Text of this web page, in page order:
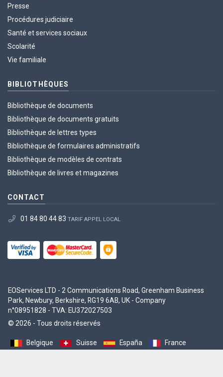
Presse
Procédures judiciaire
Santé et services sociaux
Scolarité
Vie familiale
BIBLIOTHÈQUES
Bibliothèque de documents
Bibliothèque de documents gratuits
Bibliothèque de lettres types
Bibliothèque de formulaires administratifs
Bibliothèque de modèles de contrats
Bibliothèque de livres et magazines
CONTACT
01 84 80 44 83 TARIF APPEL LOCAL
EOServices LTD - 2 Communications Road, Greenham Business
Park, Newbury, Berkshire, RG19 6AB, UK - Company
n°08951828 - TVA: EU372027503
© 2026 - Tous droits réservés
Belgique Suisse España
France